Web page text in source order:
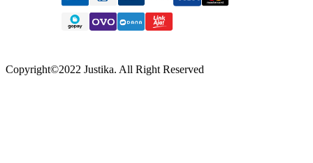
Copyright©2022 Justika. All Right Reserved